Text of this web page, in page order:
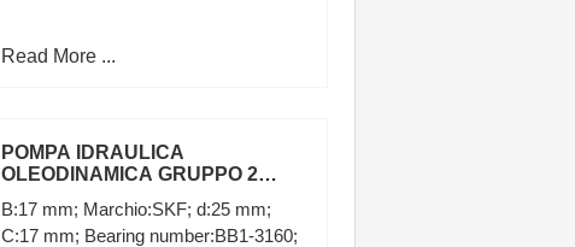
Read More ...
POMPA IDRAULICA
OLEODINAMICA GRUPPO 2
TRATTORI FIAT
B:17 mm; Marchio:SKF; d:25 mm;
C:17 mm; Bearing number:BB1-3160;